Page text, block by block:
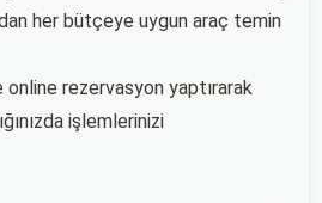
her bütçeye uygun araç temin
online rezervasyon yaptırarak
işlemlerinizi